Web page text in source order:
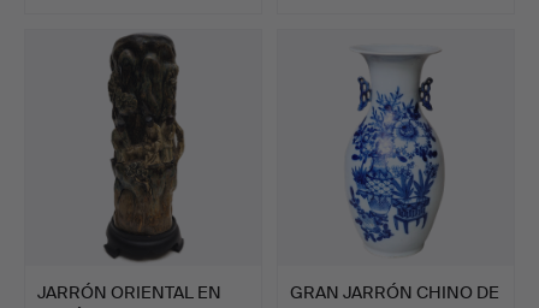
JARRÓN ORIENTAL EN
GRAN JARRÓN CHINO DE